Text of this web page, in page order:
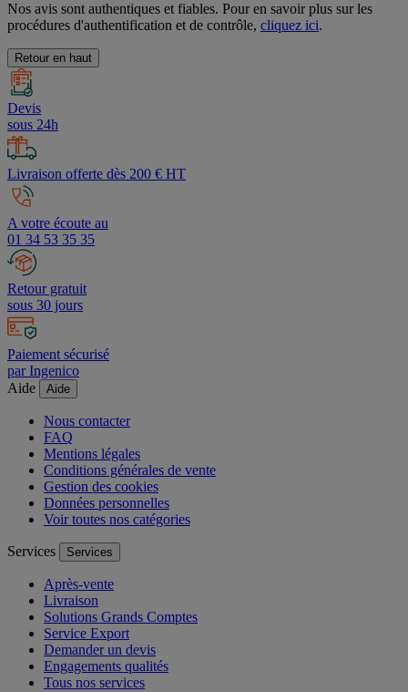
Nos avis sont authentiques et fiables. Pour en savoir plus sur les
procédures d'authentification et de contrôle, cliquez ici.
Retour en haut
Devis
sous 24h
Livraison offerte dès 200 € HT
A votre écoute au
01 34 53 35 35
Retour gratuit
sous 30 jours
Paiement sécurisé
par Ingenico
Aide
Aide
Nous contacter
FAQ
Mentions légales
Conditions générales de vente
Gestion des cookies
Données personnelles
Voir toutes nos catégories
Services Services
Après-vente
Livraison
Solutions Grands Comptes
Service Export
Demander un devis
Engagements qualités
Tous nos services